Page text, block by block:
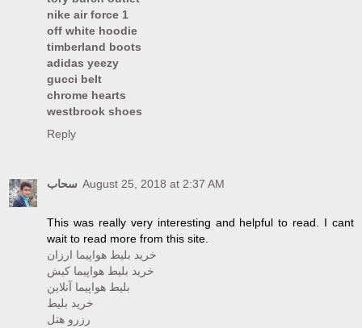
nike air force 1
off white hoodie
timberland boots
adidas yeezy
gucci belt
chrome hearts
westbrook shoes
Reply
سحاب August 25, 2018 at 2:37 AM
This was really very interesting and helpful to read. I cant
wait to read more from this site.
خرید بلیط هواپیما ارزان
خرید بلیط هواپیما کیش
بلیط هواپیما آنلاین
خرید بلیط
رزرو هتل